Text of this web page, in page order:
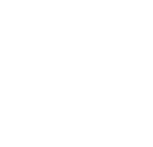
หรือสั่งทำโทร O8664277II